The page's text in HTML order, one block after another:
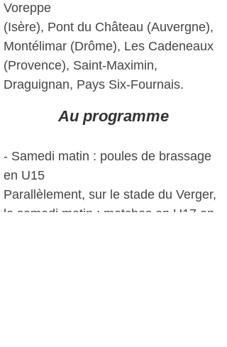
Voreppe
(Isère), Pont du Château (Auvergne),
Montélimar (Drôme), Les Cadeneaux
(Provence), Saint-Maximin,
Draguignan, Pays Six-Fournais.
Au programme
- Samedi matin : poules de brassage
en U15
Parallèlement, sur le stade du Verger,
le samedi matin : matches en U17 en